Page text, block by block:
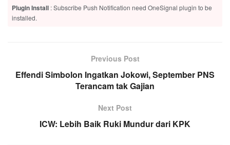
Plugin Install : Subscribe Push Notification need OneSignal plugin to be
installed.
Previous Post
Effendi Simbolon Ingatkan Jokowi, September PNS
Terancam tak Gajian
Next Post
ICW: Lebih Baik Ruki Mundur dari KPK